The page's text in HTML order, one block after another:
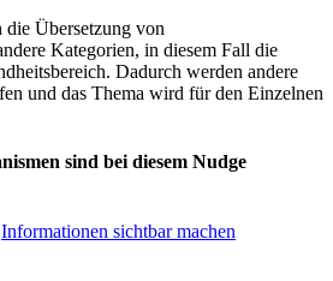
Übersetzung von
Kategorien, in diesem Fall die
Dadurch werden andere
und das Thema wird für den Einzelnen
sind bei diesem Nudge
Informationen sichtbar machen